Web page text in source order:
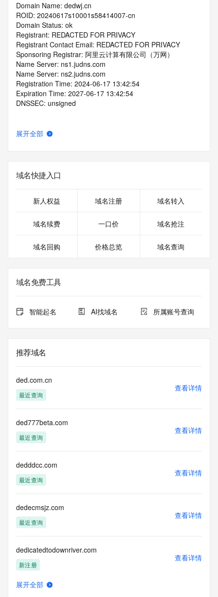
Domain Name: dedwj.cn
ROID: 20240617s10001s58414007-cn
Domain Status: ok
Registrant: REDACTED FOR PRIVACY
Registrant Contact Email: REDACTED FOR PRIVACY
Sponsoring Registrar: 阿里云计算有限公司（万网）
Name Server: ns1.judns.com
Name Server: ns2.judns.com
Registration Time: 2024-06-17 13:42:54
Expiration Time: 2027-06-17 13:42:54
DNSSEC: unsigned
展开全部
域名快捷入口
新人权益 域名注册 域名转入
域名续费 一口价 域名抢注
域名回购 价格总览 域名查询
域名免费工具
智能起名 AI找域名 所属账号查询
推荐域名
ded.com.cn
最近查询
查看详情
ded777beta.com
最近查询
查看详情
dedddcc.com
最近查询
查看详情
dedecmsjz.com
最近查询
查看详情
dedicatedtodownriver.com
新注册
查看详情
展开全部